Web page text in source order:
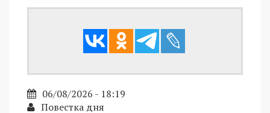
06/08/2026 - 18:19
Повестка дня